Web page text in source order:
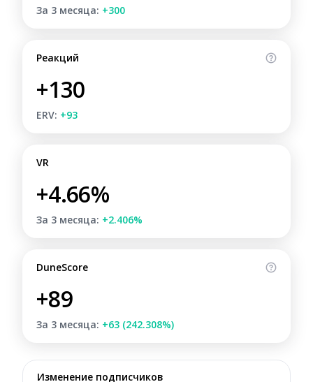
За 3 месяца: +300
Реакций
+130
ERV: +93
VR
+4.66%
За 3 месяца: +2.406%
DuneScore
+89
За 3 месяца: +63 (242.308%)
Изменение подписчиков